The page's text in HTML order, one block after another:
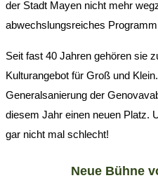
der Stadt Mayen nicht mehr
abwechslungsreiches
Seit fast 40 Jahren gehören sie
Kulturangebot für Groß und
Generalsanierung der
diesem Jahr einen neuen Platz.
gar nicht mal schlecht!
Neue Bühne